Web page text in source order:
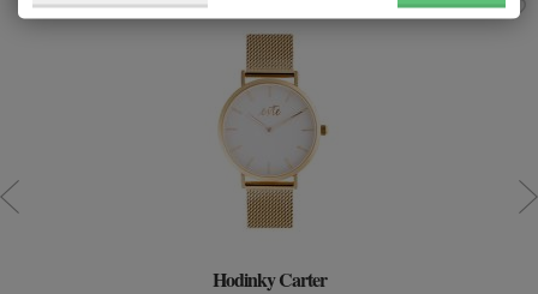
Hodinky Carter